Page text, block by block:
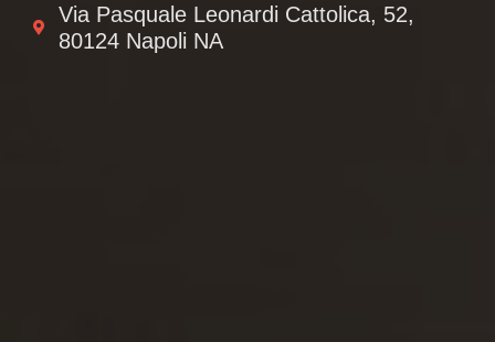
Via Pasquale Leonardi Cattolica, 52,
80124 Napoli NA